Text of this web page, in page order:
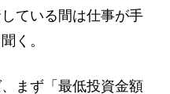
ている間は仕事が手
く。
まず「最低投資金額